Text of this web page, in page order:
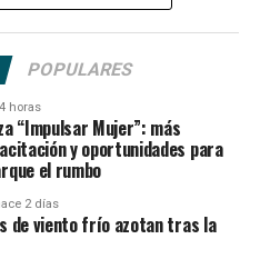
POPULARES
horas
“Impulsar Mujer”: más
y oportunidades para
el rumbo
2 días
de viento frío azotan tras la